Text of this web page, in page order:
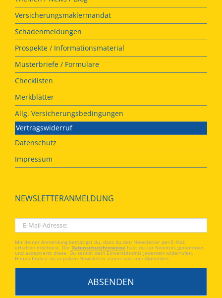
Versicherungsmaklermandat
Schadenmeldungen
Prospekte / Informationsmaterial
Musterbriefe / Formulare
Checklisten
Merkblätter
Allg. Versicherungsbedingungen
Vertragswiderruf
Datenschutz
Impressum
NEWSLETTERANMELDUNG
Mit deiner Anmeldung bestätigst du, dass du den Newsletter per E-Mail
erhalten möchtest. Die Datenschutzhinweise hast du zur Kenntnis genommen
und akzeptierst diese. Du kannst dein Einverständnis jederzeit widerrufen.
Hierzu findest du in jedem Newsletter einen Link zum Abmelden.